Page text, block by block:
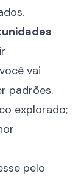
vai
padrões.
explorado;
pelo